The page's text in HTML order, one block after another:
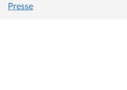
Presse